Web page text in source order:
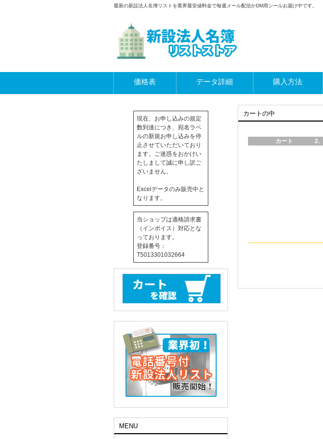
最新の新設法人名簿リストを業界最安値料金で毎週メール配信かDM用シールお届け中です。
価格表 データ詳細 購入方法
カートの中
カート
現在、お申し込みの規定
数到達につき、宛名ラベ
ルの新規お申し込みを停
止させていただいており
ます。ご迷惑をおかけい
たしまして誠に申し訳ご
ざいません。
Excelデータのみ販売中と
なります。
当ショップは適格請求書
（インボイス）対応とな
っております。
登録番号：
T5013301032664
MENU